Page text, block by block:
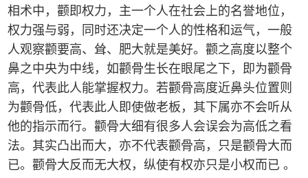
相术中，颧即权力，主一个人在社会上的名誉地位，
权力强与弱，同时还决定一个人的性格和运气，一般
人观察颧要高、耸、肥大就是美好。颧之高度以整个
鼻之中央为中线，如颧骨生长在眼尾之下，即为颧骨
高，代表此人能掌握权力。若颧骨高度近鼻头位置则
为颧骨低，代表此人即使做老板，其下属亦不会听从
他的指示而行。颧骨大细有很多人会误会为高低之看
法。其实凸出而大，亦不代表颧骨高，只是颧骨大而
已。颧骨大反而无大权，纵使有权亦只是小权而已 。